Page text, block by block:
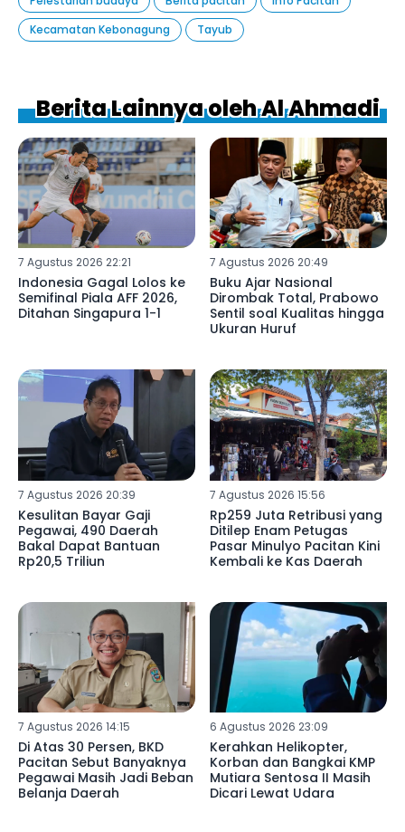
Kecamatan Kebonagung
Tayub
Berita Lainnya oleh Al Ahmadi
7 Agustus 2026 22:21
Indonesia Gagal Lolos ke
Semifinal Piala AFF 2026,
Ditahan Singapura 1-1
7 Agustus 2026 20:49
Buku Ajar Nasional
Dirombak Total, Prabowo
Sentil soal Kualitas hingga
Ukuran Huruf
7 Agustus 2026 20:39
Kesulitan Bayar Gaji
Pegawai, 490 Daerah
Bakal Dapat Bantuan
Rp20,5 Triliun
7 Agustus 2026 15:56
Rp259 Juta Retribusi yang
Ditilep Enam Petugas
Pasar Minulyo Pacitan Kini
Kembali ke Kas Daerah
7 Agustus 2026 14:15
Di Atas 30 Persen, BKD
Pacitan Sebut Banyaknya
Pegawai Masih Jadi Beban
Belanja Daerah
6 Agustus 2026 23:09
Kerahkan Helikopter,
Korban dan Bangkai KMP
Mutiara Sentosa II Masih
Dicari Lewat Udara